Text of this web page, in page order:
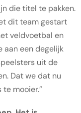
die titel te pakken.
dit team gestart
veldvoetbal en
aan een degelijk
uit de
Dat we dat nu
mooier.”